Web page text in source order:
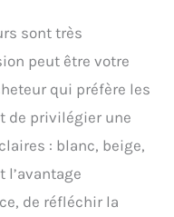
sont très
peut être votre
qui préfère les
de privilégier une
: blanc, beige,
l’avantage
de réfléchir la